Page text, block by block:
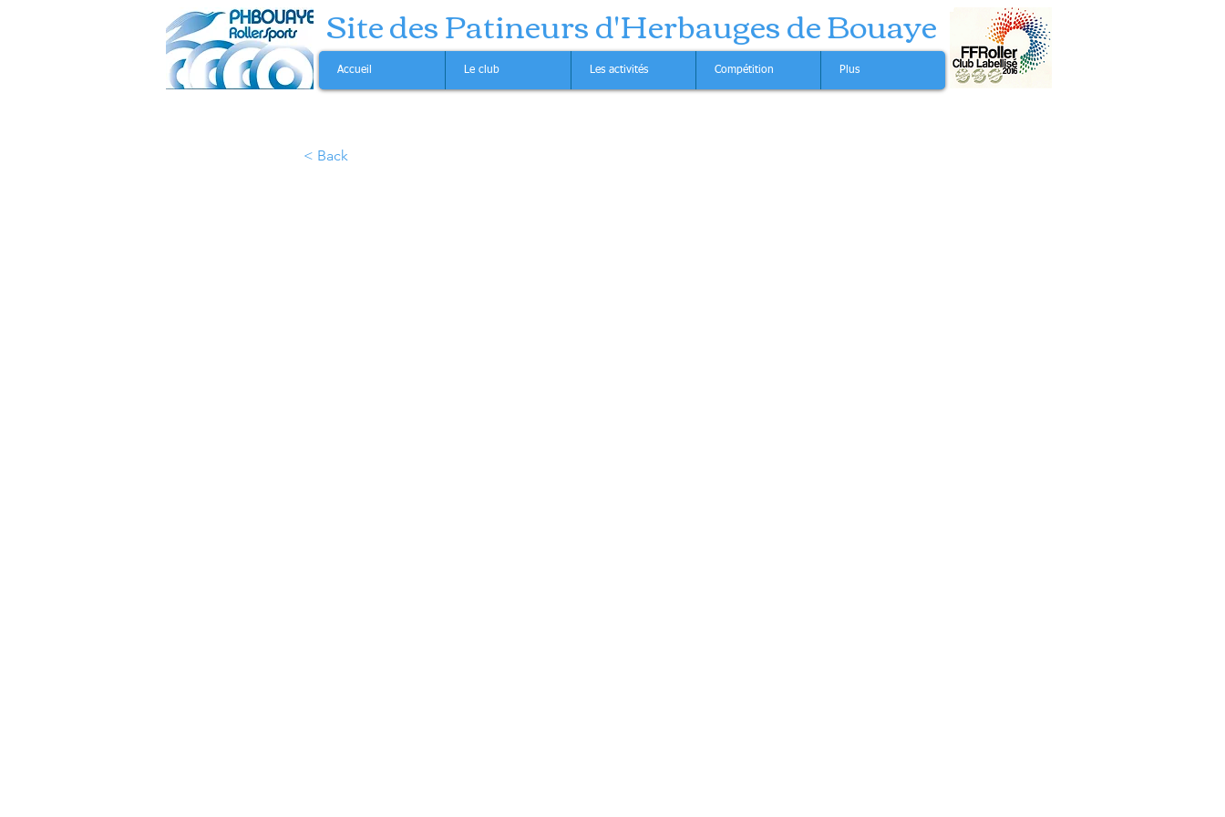
Site des Patineurs d'Herbauges de Bouaye
Accueil Le club Les activités Compétition Plus
< Back